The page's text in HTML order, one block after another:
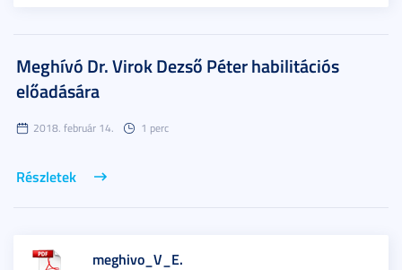
Meghívó Dr. Virok Dezső Péter habilitációs
előadására
2018. február 14. 1 perc
Részletek
meghivo_V_E.